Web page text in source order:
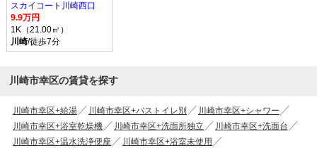
スカイコート川崎西口
9.9万円
1K（21.00㎡）
川崎/徒歩7分
川崎市幸区の賃貸を探す
川崎市幸区+給湯 川崎市幸区+バストイレ別
川崎市幸区+シャワー
川崎市幸区+浴室乾燥機
川崎市幸区+洗面所独立
川崎市幸区+洗面台
川崎市幸区+温水洗浄便座
川崎市幸区+浴室未使用